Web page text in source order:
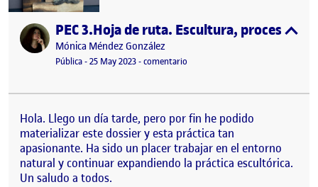
Publicado porPEC 3.Hoja de ruta. Escultura, procesos e
Publicado por
Mónica Méndez González
Visibilidad:
Pública-Fecha de publicación
25 May 20234 junio, 2023 12:34 pm
-comentario
Hola. Llego un día tarde, pero por fin he podido
materializar este dossier y esta práctica tan
apasionante. Ha sido un placer trabajar en el entorno
natural y continuar expandiendo la práctica escultórica.
Un saludo a todos.